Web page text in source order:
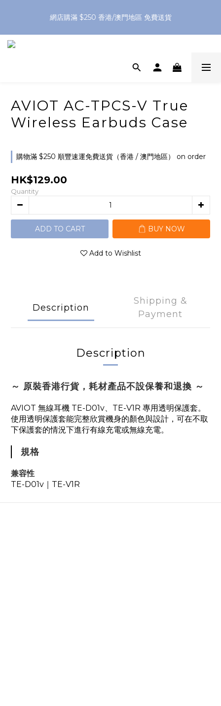
網店購滿 $250 香港/澳門地區 免費送貨
XPay（先買後付 免息分 3 期）- 新用戶首次消費滿 HK$100 即
AVIOT AC-TPCS-V True
Wireless Earbuds Case
購物滿 $250 順豐速運免費送貨（香港 / 澳門地區） on order
HK$129.00
Quantity
ADD TO CART BUY NOW
Add to Wishlist
Description
Shipping &
Payment
Description
～ 原裝香港行貨，耗材產品不設保養和退換 ～
AVIOT 無線耳機 TE-D01v、TE-V1R 專用透明保護套。
使用透明保護套能完整欣賞機身的顏色與設計，可在不取
下保護套的情況下進行有線充電或無線充電。
規格
兼容性
TE-D01v｜TE-V1R